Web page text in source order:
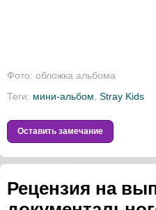
Фото: обложка альбома
Теги: мини-альбом Stray Kids
Оставить замечание
Рецензия на